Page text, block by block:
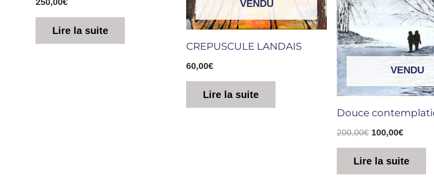
250,00€
Lire la suite
VENDU
CREPUSCULE LANDAIS
60,00€
Lire la suite
VENDU
Douce
200,00€ 100,00€
Lire la suite